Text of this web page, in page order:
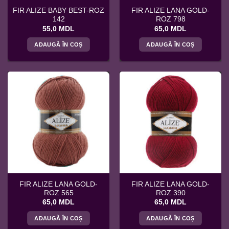
FIR ALIZE BABY BEST-ROZ
142
55,0 MDL
ADAUGĂ ÎN COȘ
FIR ALIZE LANA GOLD-
ROZ 798
65,0 MDL
ADAUGĂ ÎN COȘ
FIR ALIZE LANA GOLD-
ROZ 565
65,0 MDL
ADAUGĂ ÎN COȘ
FIR ALIZE LANA GOLD-
ROZ 390
65,0 MDL
ADAUGĂ ÎN COȘ